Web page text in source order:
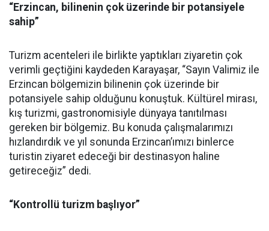
“Erzincan, bilinenin çok üzerinde bir potansiyele
sahip”
Turizm acenteleri ile birlikte yaptıkları ziyaretin çok
verimli geçtiğini kaydeden Karayaşar, “Sayın Valimiz ile
Erzincan bölgemizin bilinenin çok üzerinde bir
potansiyele sahip olduğunu konuştuk. Kültürel mirası,
kış turizmi, gastronomisiyle dünyaya tanıtılması
gereken bir bölgemiz. Bu konuda çalışmalarımızı
hızlandırdık ve yıl sonunda Erzincan’ımızı binlerce
turistin ziyaret edeceği bir destinasyon haline
getireceğiz” dedi.
“Kontrollü turizm başlıyor”